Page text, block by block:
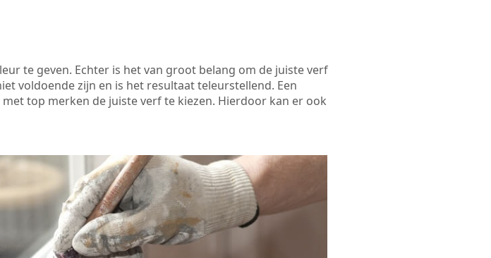
te geven. Echter is het van groot belang om de juiste verf
voldoende zijn en is het resultaat teleurstellend. Een
top merken de juiste verf te kiezen. Hierdoor kan er ook